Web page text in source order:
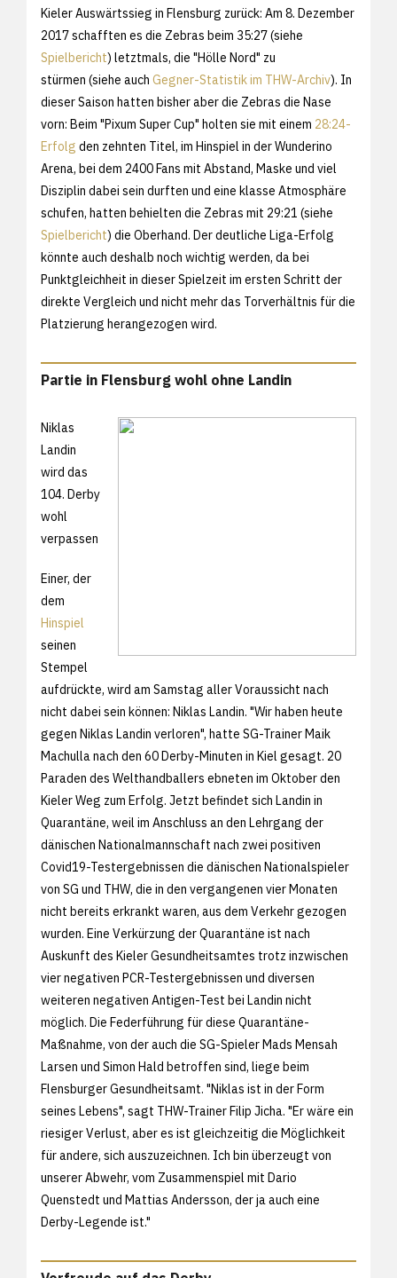
Kieler Auswärtssieg in Flensburg zurück: Am 8. Dezember
2017 schafften es die Zebras beim 35:27 (siehe
Spielbericht) letztmals, die "Hölle Nord" zu
stürmen (siehe auch Gegner-Statistik im THW-Archiv). In
dieser Saison hatten bisher aber die Zebras die Nase
vorn: Beim "Pixum Super Cup" holten sie mit einem 28:24-
Erfolg den zehnten Titel, im Hinspiel in der Wunderino
Arena, bei dem 2400 Fans mit Abstand, Maske und viel
Disziplin dabei sein durften und eine klasse Atmosphäre
schufen, hatten behielten die Zebras mit 29:21 (siehe
Spielbericht) die Oberhand. Der deutliche Liga-Erfolg
könnte auch deshalb noch wichtig werden, da bei
Punktgleichheit in dieser Spielzeit im ersten Schritt der
direkte Vergleich und nicht mehr das Torverhältnis für die
Platzierung herangezogen wird.
Partie in Flensburg wohl ohne Landin
Niklas
Landin
wird das
104. Derby
wohl
verpassen
Einer, der
dem
Hinspiel
seinen
Stempel
aufdrückte, wird am Samstag aller Voraussicht nach
nicht dabei sein können: Niklas Landin. "Wir haben heute
gegen Niklas Landin verloren", hatte SG-Trainer Maik
Machulla nach den 60 Derby-Minuten in Kiel gesagt. 20
Paraden des Welthandballers ebneten im Oktober den
Kieler Weg zum Erfolg. Jetzt befindet sich Landin in
Quarantäne, weil im Anschluss an den Lehrgang der
dänischen Nationalmannschaft nach zwei positiven
Covid19-Testergebnissen die dänischen Nationalspieler
von SG und THW, die in den vergangenen vier Monaten
nicht bereits erkrankt waren, aus dem Verkehr gezogen
wurden. Eine Verkürzung der Quarantäne ist nach
Auskunft des Kieler Gesundheitsamtes trotz inzwischen
vier negativen PCR-Testergebnissen und diversen
weiteren negativen Antigen-Test bei Landin nicht
möglich. Die Federführung für diese Quarantäne-
Maßnahme, von der auch die SG-Spieler Mads Mensah
Larsen und Simon Hald betroffen sind, liege beim
Flensburger Gesundheitsamt. "Niklas ist in der Form
seines Lebens", sagt THW-Trainer Filip Jicha. "Er wäre ein
riesiger Verlust, aber es ist gleichzeitig die Möglichkeit
für andere, sich auszuzeichnen. Ich bin überzeugt von
unserer Abwehr, vom Zusammenspiel mit Dario
Quenstedt und Mattias Andersson, der ja auch eine
Derby-Legende ist."